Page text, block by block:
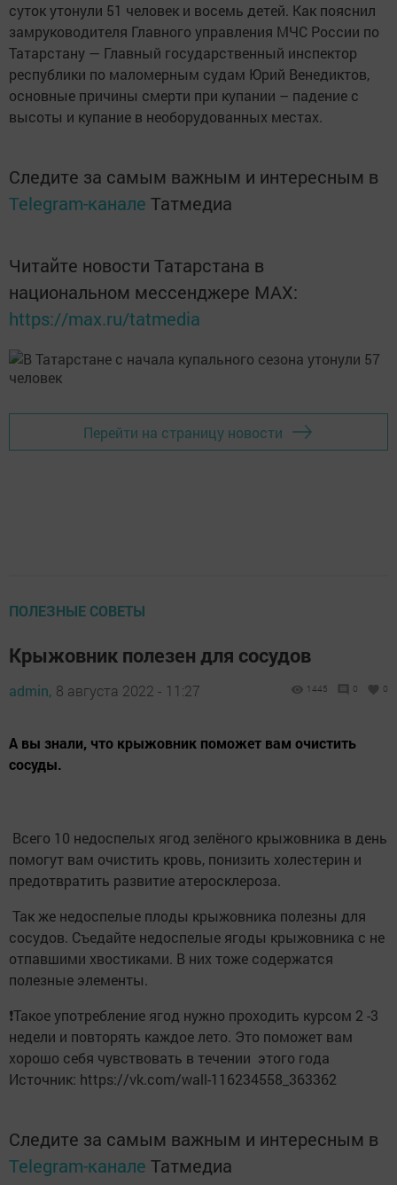
суток утонули 51 человек и восемь детей. Как пояснил
замруководителя Главного управления МЧС России по
Татарстану — Главный государственный инспектор
республики по маломерным судам Юрий Венедиктов,
основные причины смерти при купании – падение с
высоты и купание в необорудованных местах.
Следите за самым важным и интересным в
Telegram-канале Татмедиа
Читайте новости Татарстана в
национальном мессенджере MАХ:
https://max.ru/tatmedia
Перейти на страницу новости
ПОЛЕЗНЫЕ СОВЕТЫ
Крыжовник полезен для сосудов
admin, 8 августа 2022 - 11:27 1445 0 0
А вы знали, что крыжовник поможет вам очистить
сосуды.
Всего 10 недоспелых ягод зелёного крыжовника в день
помогут вам очистить кровь, понизить холестерин и
предотвратить развитие атеросклероза.
Так же недоспелые плоды крыжовника полезны для
сосудов. Съедайте недоспелые ягоды крыжовника с не
отпавшими хвостиками. В них тоже содержатся
полезные элементы.
❗Такое употребление ягод нужно проходить курсом 2 -3
недели и повторять каждое лето. Это поможет вам
хорошо себя чувствовать в течении этого года
Источник: https://vk.com/wall-116234558_363362
Следите за самым важным и интересным в
Telegram-канале Татмедиа